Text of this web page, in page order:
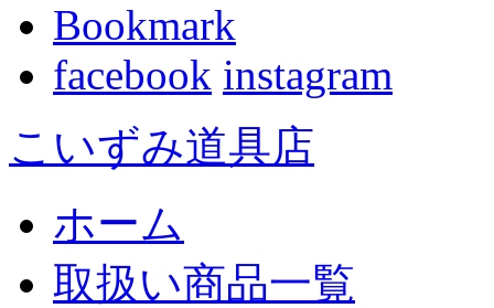
Bookmark
facebook instagram
こいずみ道具店
ホーム
取扱い商品一覧